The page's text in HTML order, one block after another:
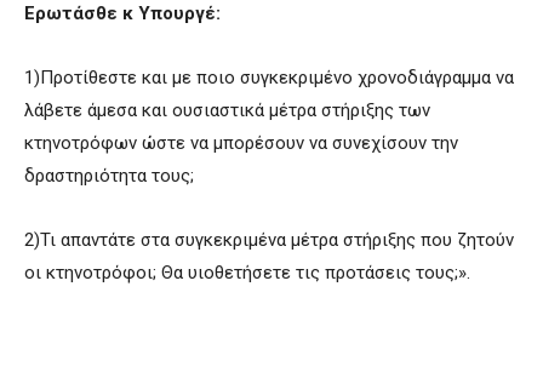
Ερωτάσθε κ Υπουργέ:
1)Προτίθεστε και με ποιο συγκεκριμένο χρονοδιάγραμμα να
λάβετε άμεσα και ουσιαστικά μέτρα στήριξης των
κτηνοτρόφων ώστε να μπορέσουν να συνεχίσουν την
δραστηριότητα τους;
2)Τι απαντάτε στα συγκεκριμένα μέτρα στήριξης που ζητούν
οι κτηνοτρόφοι; Θα υιοθετήσετε τις προτάσεις τους;».